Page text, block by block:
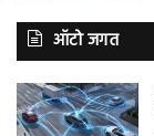
ऑटो जगत